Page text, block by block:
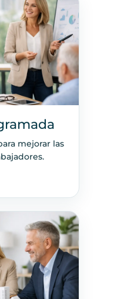
mejorar las